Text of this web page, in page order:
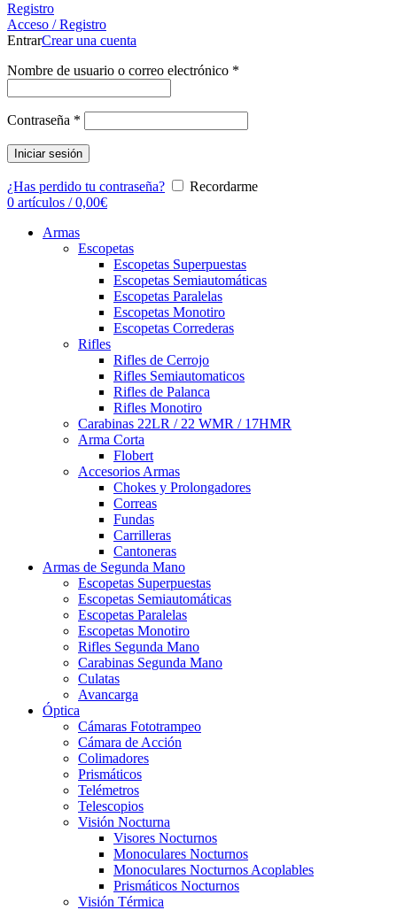
Registro
Acceso / Registro
EntrarCrear una cuenta
Nombre de usuario o correo electrónico *
Contraseña *
Iniciar sesión
¿Has perdido tu contraseña?
Recordarme
0 artículos / 0,00€
Armas
Escopetas
Escopetas Superpuestas
Escopetas Semiautomáticas
Escopetas Paralelas
Escopetas Monotiro
Escopetas Correderas
Rifles
Rifles de Cerrojo
Rifles Semiautomaticos
Rifles de Palanca
Rifles Monotiro
Carabinas 22LR / 22 WMR / 17HMR
Arma Corta
Flobert
Accesorios Armas
Chokes y Prolongadores
Correas
Fundas
Carrilleras
Cantoneras
Armas de Segunda Mano
Escopetas Superpuestas
Escopetas Semiautomáticas
Escopetas Paralelas
Escopetas Monotiro
Rifles Segunda Mano
Carabinas Segunda Mano
Culatas
Avancarga
Óptica
Cámaras Fototrampeo
Cámara de Acción
Colimadores
Prismáticos
Telémetros
Telescopios
Visión Nocturna
Visores Nocturnos
Monoculares Nocturnos
Monoculares Nocturnos Acoplables
Prismáticos Nocturnos
Visión Térmica